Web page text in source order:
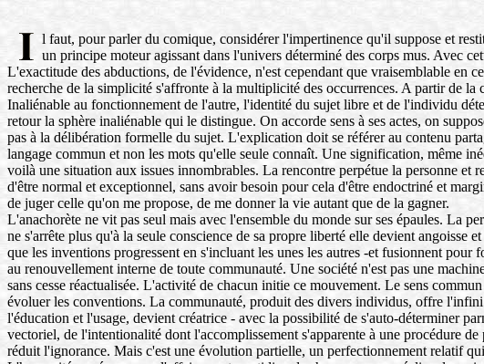
l faut, pour parler du comique, considérer l'impertinence qu'il suppose et
un principe moteur agissant dans l'univers déterminé des corps mus. Avec
L'exactitude des abductions, de l'évidence, n'est cependant que vraisemblable
recherche de la simplicité s'affronte à la multiplicité des occurrences. A partir de
Inaliénable au fonctionnement de l'autre, l'identité du sujet libre et de l'individu
retour la sphère inaliénable qui le distingue. On accorde sens à ses actes, on
pas à la délibération formelle du sujet. L'explication doit se référer au contenu
langage commun et non les mots qu'elle seule connaît. Une signification, même
voilà une situation aux issues innombrables. La rencontre perpétue la personne
d'être normal et exceptionnel, sans avoir besoin pour cela d'être endoctriné et
de juger celle qu'on me propose, de me donner la vie autant que de la gagner.
L'anachorète ne vit pas seul mais avec l'ensemble du monde sur ses épaules. La
ne s'arrête plus qu'à la seule conscience de sa propre liberté elle devient
que les inventions progressent en s'incluant les unes les autres -et fusionnent
au renouvellement interne de toute communauté. Une société n'est pas une
sans cesse réactualisée. L'activité de chacun initie ce mouvement. Le sens
évoluer les conventions. La communauté, produit des divers individus, offre
l'éducation et l'usage, devient créatrice - avec la possibilité de s'auto-déterminer
vectoriel, de l'intentionalité dont l'accomplissement s'apparente à une procédure
réduit l'ignorance. Mais c'est une évolution partielle, un perfectionnement relatif